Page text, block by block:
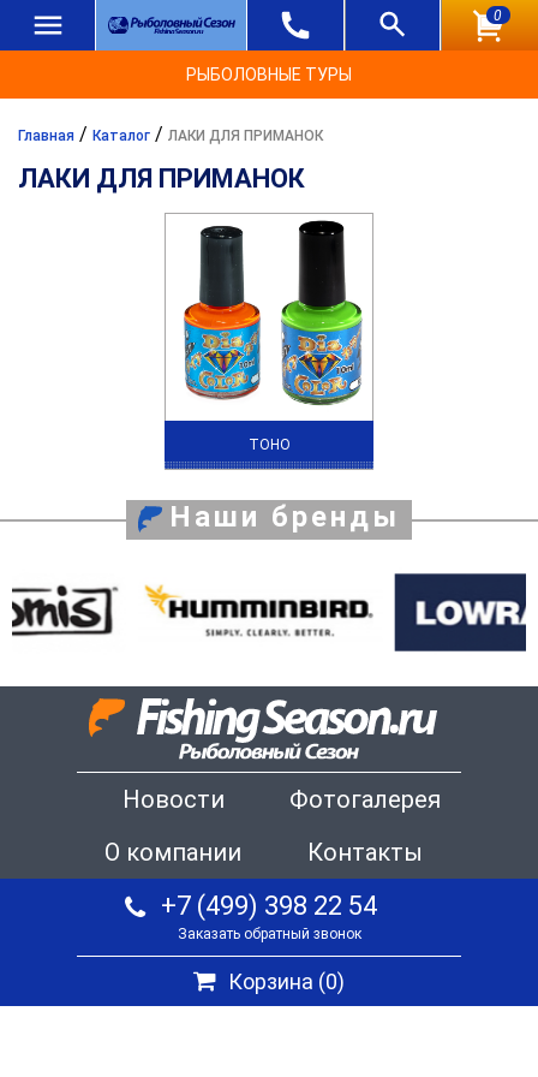
0
РЫБОЛОВНЫЕ ТУРЫ
Главная / Каталог / ЛАКИ ДЛЯ ПРИМАНОК
ЛАКИ ДЛЯ ПРИМАНОК
TOHO
Наши бренды
Новости
Фотогалерея
О компании
Контакты
+7 (499) 398 22 54
Заказать обратный звонок
Корзина (0)